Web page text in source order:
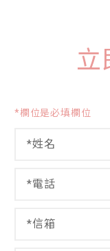
立
*欄位是必填欄位